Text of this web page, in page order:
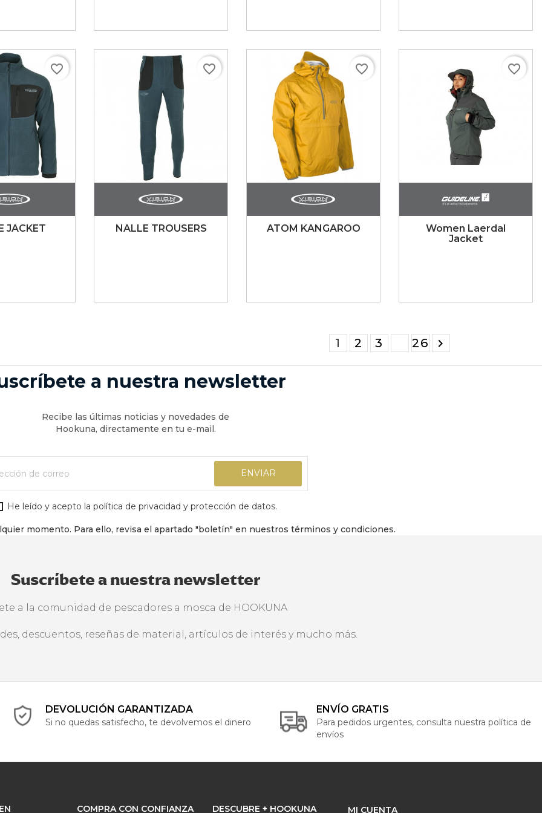
JACKET
favorite_border
NALLE TROUSERS
favorite_border
ATOM KANGAROO
favorite_border
Women Laerdal
Jacket
favorite_border
1 2 3 26 
a nuestra newsletter
Recibe las últimas noticias y novedades de
Hookuna, directamente en tu e-mail.
He leído y acepto la política de privacidad y protección de datos.
momento. Para ello, revisa el apartado "boletín" en nuestros términos y condiciones.
Suscríbete a nuestra newsletter
a la comunidad de pescadores a mosca de HOOKUNA
descuentos, reseñas de material, artículos de interés y mucho más.
DEVOLUCIÓN GARANTIZADA
Si no quedas satisfecho, te devolvemos el dinero
ENVÍO GRATIS
Para pedidos urgentes, consulta nuestra política de
envíos
COMPRA CON CONFIANZA DESCUBRE + HOOKUNA MI CUENTA